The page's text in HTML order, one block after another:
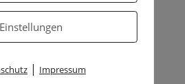
Uhr
Uhr
Uhr
Einstellungen
| Impressum